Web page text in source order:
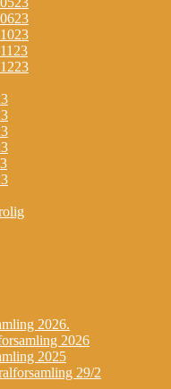
2026.
2026
2025
29/2